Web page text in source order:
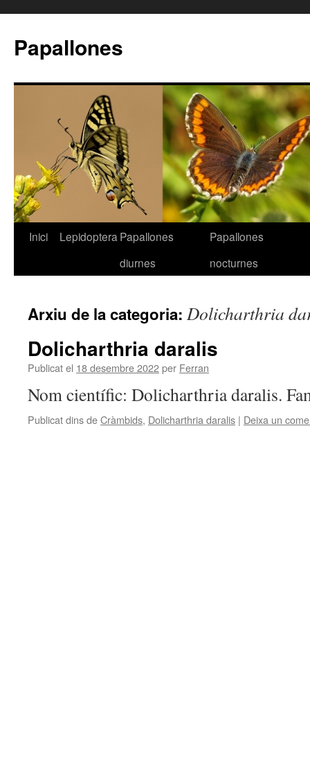
Papallones
Vés
Inici Lepidoptera Papallones
diurnes
Papallones
nocturnes
Arxiu de la categoria: Dolicharthria
Dolicharthria daralis
Publicat el 18 desembre 2022per Ferran
Nom científic: Dolicharthria daralis.
Publicat dins deCràmbids, Dolicharthria daralis | Deixa un